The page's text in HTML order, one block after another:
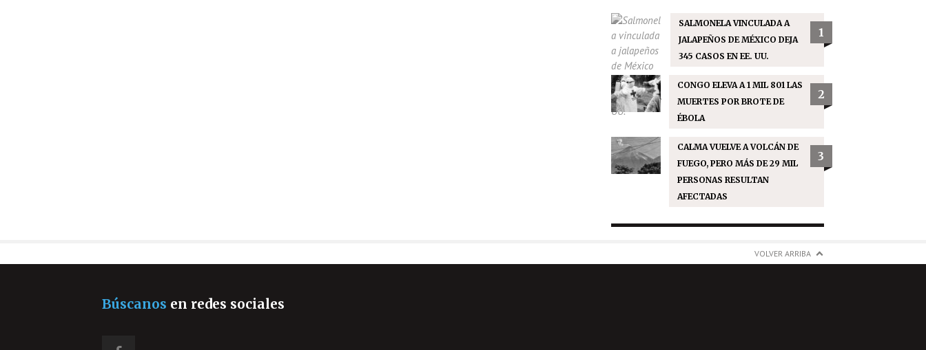
SALMONELA VINCULADA A
JALAPEÑOS DE MÉXICO DEJA
345 CASOS EN EE. UU.
1
CONGO ELEVA A 1 MIL 801 LAS
MUERTES POR BROTE DE
ÉBOLA
2
CALMA VUELVE A VOLCÁN DE
FUEGO, PERO MÁS DE 29 MIL
PERSONAS RESULTAN
AFECTADAS
3
VOLVER ARRIBA
Búscanos en redes sociales